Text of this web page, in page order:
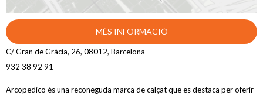
MÉS INFORMACIÓ
C/ Gran de Gràcia, 26, 08012, Barcelona
932 38 92 91
Arcopedico és una reconeguda marca de calçat que es destaca per oferir